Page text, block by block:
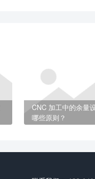
CNC 加工中的余量
哪些原则？